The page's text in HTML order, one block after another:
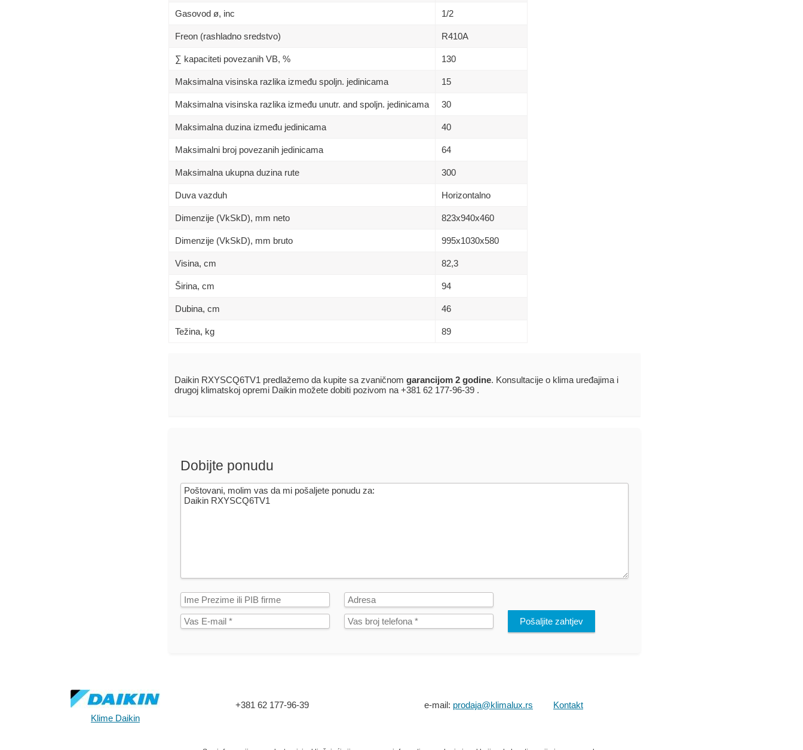
Gasovod ø, inc 1/2
Freon (rashladno sredstvo) R410A
∑ kapaciteti povezanih VB, % 130
Maksimalna visinska razlika između spoljn. jedinicama 15
Maksimalna visinska razlika između unutr. and spoljn. jedinicama 30
Maksimalna duzina između jedinicama 40
Maksimalni broj povezanih jedinicama 64
Maksimalna ukupna duzina rute 300
Duva vazduh Horizontalno
Dimenzije (VkSkD), mm neto 823x940x460
Dimenzije (VkSkD), mm bruto 995x1030x580
Visina, сm 82,3
Širina, сm 94
Dubina, сm 46
Težina, kg 89
Daikin RXYSCQ6TV1 predlažemo da kupite sa zvaničnom garancijom 2 godine. Konsultacije o klima uređajima i
drugoj klimatskoj opremi Daikin možete dobiti pozivom na +381 62 177-96-39 .
Dobijte ponudu
Pošaljite zahtjev
Klime Daikin
+381 62 177-96-39 e-mail: prodaja@klimalux.rs Kontakt